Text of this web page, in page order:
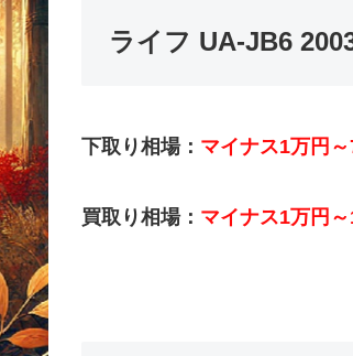
ライフ UA-JB6
下取り相場： マイナス1万円～
買取り相場： マイナス1万円～